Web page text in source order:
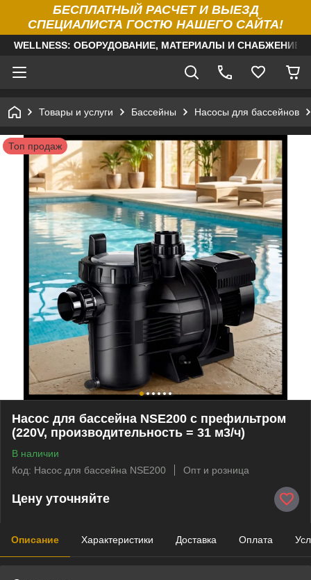
БЕСПЛАТНЫЙ РАСЧЕТ И ВЫЕЗД
СПЕЦИАЛИСТА ГОСТЮ НАШЕГО САЙТА!
WELLNESS: ОБОРУДОВАНИЕ, МАТЕРИАЛЫ И
Товары и услуги Бассейны Насосы для бассейнов
Топ продаж
Насос для бассейна NSE200 c префильтром
(220V, производительность = 31 м3/ч)
В наличии
Код: Насос для бассейна NSE200
Опт и розница
Цену уточняйте
Описание Характеристики Доставка Оплата